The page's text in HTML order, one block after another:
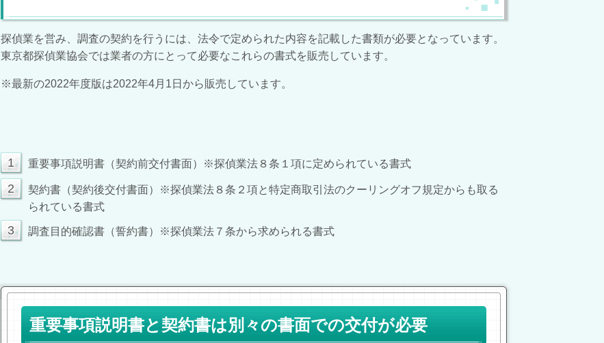
探偵業を営み、調査の契約を行うには、法令で定められた内容を記載した書類が必要となっています。
東京都探偵業協会では業者の方にとって必要なこれらの書式を販売しています。
※最新の2022年度版は2022年4月1日から販売しています。
1 重要事項説明書（契約前交付書面）※探偵業法８条１項に定められている書式
2
契約書（契約後交付書面）※探偵業法８条２項と特定商取引法のクーリングオフ規定からも取る
られている書式
3 調査目的確認書（誓約書）※探偵業法７条から求められる書式
重要事項説明書と契約書は別々の書面での交付が必要